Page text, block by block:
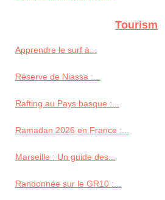
Tourism
Apprendre le surf à...
Réserve de Niassa :...
Rafting au Pays basque :...
Ramadan 2026 en France :...
Marseille : Un guide des...
Randonnée sur le GR10 :...